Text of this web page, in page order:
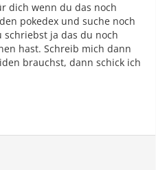
dich wenn du das noch
pokedex und suche noch
schriebst ja das du noch
hast. Schreib mich dann
brauchst, dann schick ich